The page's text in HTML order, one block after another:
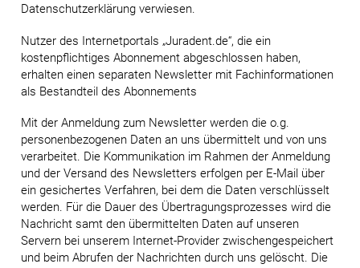
Datenschutzerklärung verwiesen.
Nutzer des Internetportals „Juradent.de“, die ein
kostenpflichtiges Abonnement abgeschlossen haben,
erhalten einen separaten Newsletter mit Fachinformationen
als Bestandteil des Abonnements
Mit der Anmeldung zum Newsletter werden die o.g.
personenbezogenen Daten an uns übermittelt und von uns
verarbeitet. Die Kommunikation im Rahmen der Anmeldung
und der Versand des Newsletters erfolgen per E-Mail über
ein gesichertes Verfahren, bei dem die Daten verschlüsselt
werden. Für die Dauer des Übertragungsprozesses wird die
Nachricht samt den übermittelten Daten auf unseren
Servern bei unserem Internet-Provider zwischengespeichert
und beim Abrufen der Nachrichten durch uns gelöscht. Die